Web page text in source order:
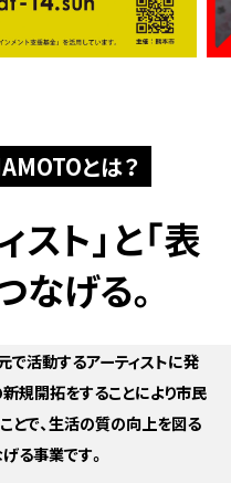
とは？
スト」と「表
なげる。
で活動するアーティストに発
規開拓をすることにより市民
とで、生活の質の向上を図る
る事業です。